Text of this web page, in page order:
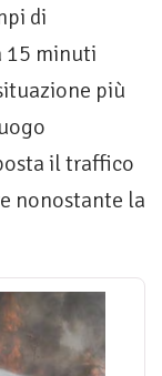
di
15 minuti
più
il traffico
nonostante la